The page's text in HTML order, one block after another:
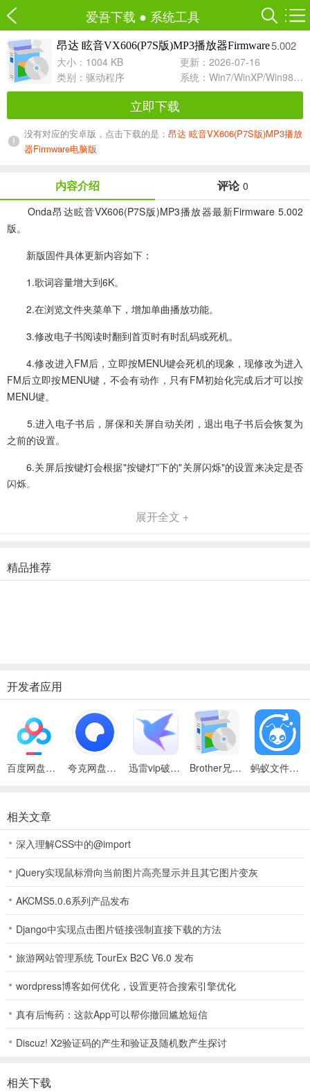
爱吾下载 ● 系统工具
昂达 眩音VX606(P7S版)MP3播放器Firmware5.002
大小：1004 KB
更新：2026-07-16
类别： 驱动程序 系统：Win7/WinXP/Win98/Win8/Win10兼容软件
立即下载
没有对应的安卓版，点击下载的是： 昂达 眩音VX606(P7S版)MP3播放
器Firmware电脑版
内容介绍 评论 0
Onda昂达眩音VX606(P7S版)MP3播放器最新Firmware 5.002
版。
新版固件具体更新内容如下：
1.歌词容量增大到6K。
2.在浏览文件夹菜单下，增加单曲播放功能。
3.修改电子书阅读时翻到首页时有时乱码或死机。
4.修改进入FM后，立即按MENU键会死机的现象，现修改为进入
FM后立即按MENU键，不会有动作，只有FM初始化完成后才可以按
MENU键。
5.进入电子书后，屏保和关屏自动关闭，退出电子书后会恢复为
之前的设置。
6.关屏后按键灯会根据"按键灯"下的"关屏闪烁"的设置来决定是否
闪烁。
7.修改在浏览文件夹时的操作模式。
9.修改bug：先选择一个存在歌曲的文件夹，按MENU键选择播放
展开全文 +
精品推荐
开发者应用
百度网盘绿色免安装Pc电脑版 夸克网盘官方正式版 迅雷vip破解版永久会员2024版 Brother兄弟 MFC-8480DN多功能一体机ISIS驱动 蚂蚁文件（数据恢复大师）
相关文章
深入理解CSS中的@import
jQuery实现鼠标滑向当前图片高亮显示并且其它图片变灰
AKCMS5.0.6系列产品发布
Django中实现点击图片链接强制直接下载的方法
旅游网站管理系统 TourEx B2C V6.0 发布
wordpress博客如何优化，设置更符合搜索引擎优化
真有后悔药：这款App可以帮你撤回尴尬短信
Discuz! X2验证码的产生和验证及随机数产生探讨
相关下载